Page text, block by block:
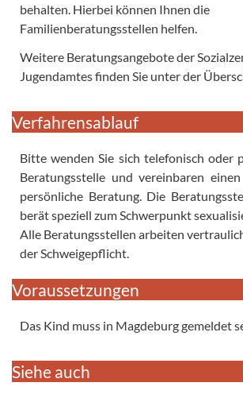
behalten. Hierbei können Ihnen die
Familienberatungsstellen helfen.
Weitere Beratungsangebote der
Jugendamtes finden Sie unter der
Verfahrensablauf
Bitte wenden Sie sich telefonisch oder
Beratungsstelle und vereinbaren
persönliche Beratung. Die
berät speziell zum Schwerpunkt
Alle Beratungsstellen arbeiten
der Schweigepflicht.
Voraussetzungen
Das Kind muss in Magdeburg gemeldet
Siehe auch